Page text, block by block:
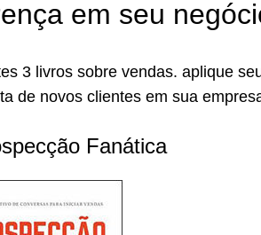
em seu
3 livros sobre vendas. aplique
de novos clientes em sua
Fanática